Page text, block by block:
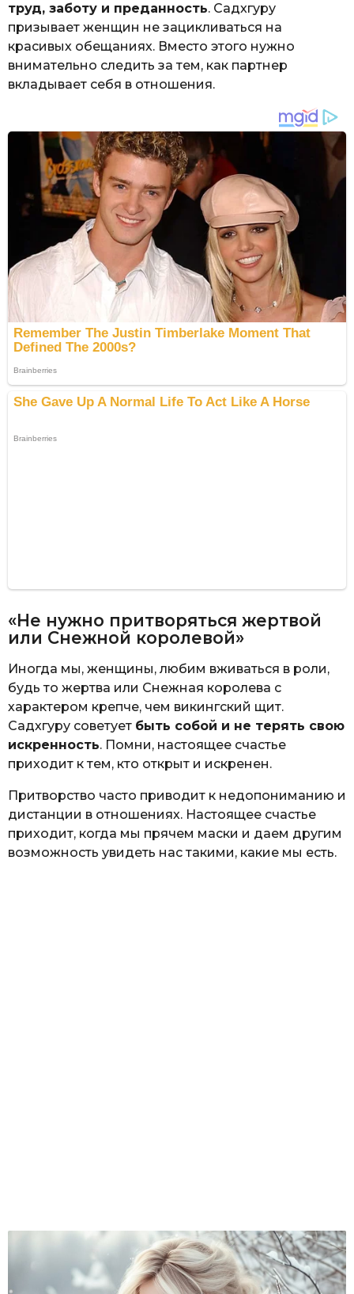
труд, заботу и преданность. Садхгуру
призывает женщин не зацикливаться на
красивых обещаниях. Вместо этого нужно
внимательно следить за тем, как партнер
вкладывает себя в отношения.
«Не нужно притворяться жертвой
или Снежной королевой»
Иногда мы, женщины, любим вживаться в роли,
будь то жертва или Снежная королева с
характером крепче, чем викингский щит.
Садхгуру советует быть собой и не терять свою
искренность. Помни, настоящее счастье
приходит к тем, кто открыт и искренен.
Притворство часто приводит к недопониманию и
дистанции в отношениях. Настоящее счастье
приходит, когда мы прячем маски и даем другим
возможность увидеть нас такими, какие мы есть.